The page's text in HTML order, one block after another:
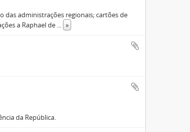
das administrações regionais; cartões de
a Raphael de ... »
da República.